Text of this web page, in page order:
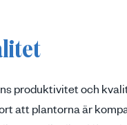
produktivitet och
att plantorna är